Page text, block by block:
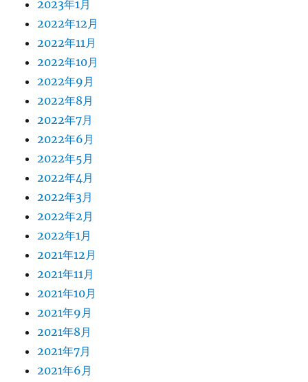
2023年1月
2022年12月
2022年11月
2022年10月
2022年9月
2022年8月
2022年7月
2022年6月
2022年5月
2022年4月
2022年3月
2022年2月
2022年1月
2021年12月
2021年11月
2021年10月
2021年9月
2021年8月
2021年7月
2021年6月